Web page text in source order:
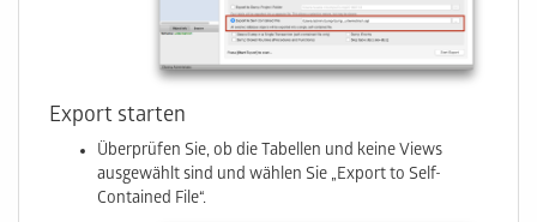
Export starten
Überprüfen Sie, ob die Tabellen und keine Views
ausgewählt sind und wählen Sie „Export to Self-
Contained File“.